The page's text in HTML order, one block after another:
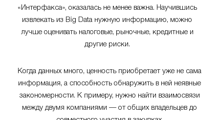
«Интерфакса», оказалась не менее важна. Научившись
извлекать из Big Data нужную информацию, можно
лучше оценивать налоговые, рыночные, кредитные и
другие риски.
Когда данных много, ценность приобретает уже не сама
информация, а способность обнаружить в ней неявные
закономерности. К примеру, нужно найти взаимосвязи
между двумя компаниями — от общих владельцев до